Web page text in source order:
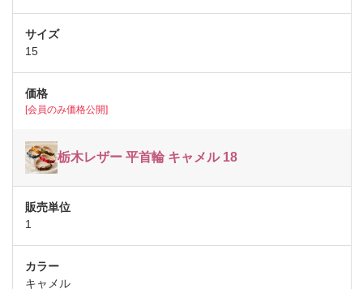
15
[会員のみ価格公開]
栃木レザー 平首輪 キャメル 18
1
キャメル